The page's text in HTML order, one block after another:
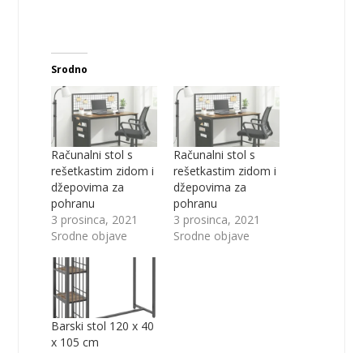
Srodno
Računalni stol s
rešetkastim zidom i
džepovima za
pohranu
3 prosinca, 2021
Srodne objave
Računalni stol s
rešetkastim zidom i
džepovima za
pohranu
3 prosinca, 2021
Srodne objave
Barski stol 120 x 40
x 105 cm